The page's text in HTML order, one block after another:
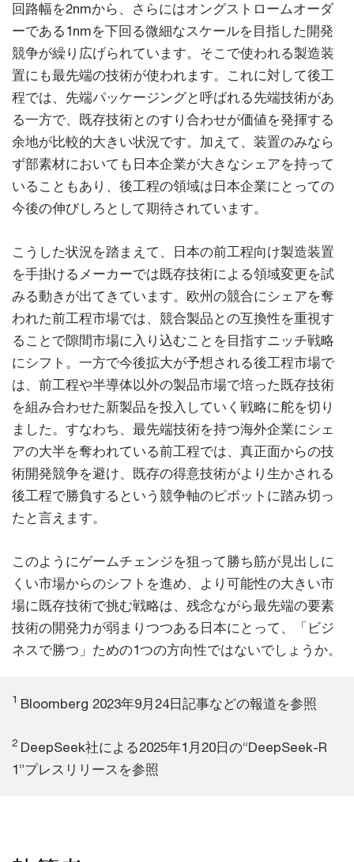
回路幅を2nmから、さらにはオングストロームオーダ
ーである1nmを下回る微細なスケールを目指した開発
競争が繰り広げられています。そこで使われる製造装
置にも最先端の技術が使われます。これに対して後工
程では、先端パッケージングと呼ばれる先端技術があ
る一方で、既存技術とのすり合わせが価値を発揮する
余地が比較的大きい状況です。加えて、装置のみなら
ず部素材においても日本企業が大きなシェアを持って
いることもあり、後工程の領域は日本企業にとっての
今後の伸びしろとして期待されています。
こうした状況を踏まえて、日本の前工程向け製造装置
を手掛けるメーカーでは既存技術による領域変更を試
みる動きが出てきています。欧州の競合にシェアを奪
われた前工程市場では、競合製品との互換性を重視す
ることで隙間市場に入り込むことを目指すニッチ戦略
にシフト。一方で今後拡大が予想される後工程市場で
は、前工程や半導体以外の製品市場で培った既存技術
を組み合わせた新製品を投入していく戦略に舵を切り
ました。すなわち、最先端技術を持つ海外企業にシェ
アの大半を奪われている前工程では、真正面からの技
術開発競争を避け、既存の得意技術がより生かされる
後工程で勝負するという競争軸のピボットに踏み切っ
たと言えます。
このようにゲームチェンジを狙って勝ち筋が見出しに
くい市場からのシフトを進め、より可能性の大きい市
場に既存技術で挑む戦略は、残念ながら最先端の要素
技術の開発力が弱まりつつある日本にとって、「ビジ
ネスで勝つ」ための1つの方向性ではないでしょうか。
1 Bloomberg 2023年9月24日記事などの報道を参照
2 DeepSeek社による2025年1月20日の“DeepSeek-R
1”プレスリリースを参照